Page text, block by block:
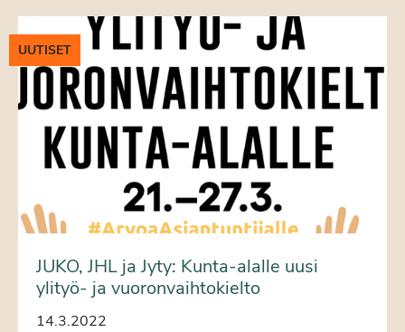
UUTISET
JUKO, JHL ja Jyty: Kunta-alalle uusi
ylityö- ja vuoronvaihtokielto
14.3.2022